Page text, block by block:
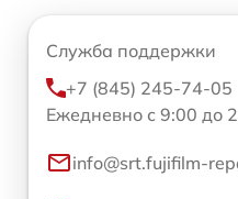
Служба поддержки
+7 (845) 245-74-05
Ежедневно с 9:00 до
info@srt.fujifilm-